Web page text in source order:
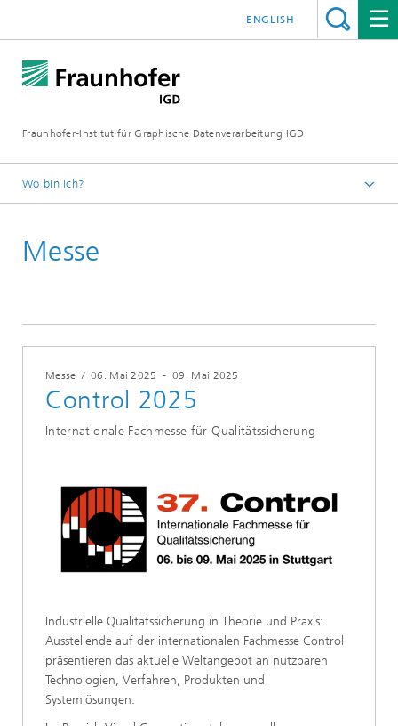
Fraunhofer-Institut für Graphische Datenverarbeitung IGD
ENGLISH
Wo bin ich?
Messe
Messe / 06. Mai 2025 -09. Mai 2025
Control 2025
Internationale Fachmesse für Qualitätssicherung
Industrielle Qualitätssicherung in Theorie und Praxis:
Ausstellende auf der internationalen Fachmesse Control
präsentieren das aktuelle Weltangebot an nutzbaren
Technologien, Verfahren, Produkten und
Systemlösungen.